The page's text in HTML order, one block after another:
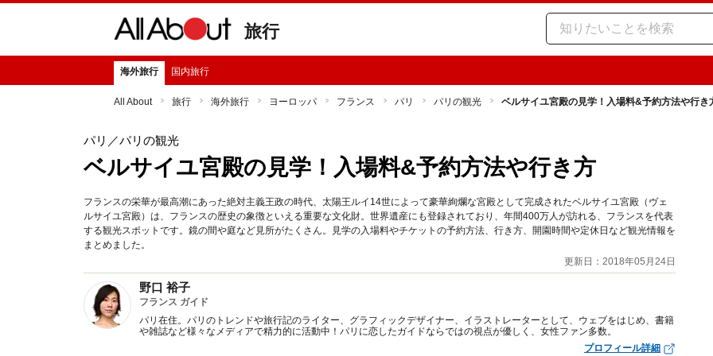
旅行
海外旅行 国内旅行
All About 旅行 海外旅行 ヨーロッパ フランス パリ パリの観光 ベルサイユ宮殿の見学！入場料&予約方法や行き
パリ ／パリの観光
ベルサイユ宮殿の見学！入場料&予約方法や行き方
フランスの栄華が最高潮にあった絶対主義王政の時代、太陽王ルイ14世によって豪華絢爛な宮殿として完成されたベルサイユ宮殿（ヴェ
ルサイユ宮殿）は、フランスの歴史の象徴といえる重要な文化財。世界遺産にも登録されており、年間400万人が訪れる、フランスを代表
する観光スポットです。鏡の間や庭など見所がたくさん。見学の入場料やチケットの予約方法、行き方、開園時間や定休日など観光情報を
まとめました。
更新日：2018年05月24日
野口 裕子
フランス ガイド
パリ在住。パリのトレンドや旅行記のライター、グラフィックデザイナー、イラストレーターとして、ウェブをはじめ、書籍
や雑誌など様々なメディアで精力的に活動中！パリに恋したガイドならではの視点が優しく、女性ファン多数。
プロフィール詳細